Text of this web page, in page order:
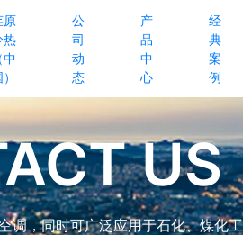
原
热
中
公
司
动
态
产
品
中
心
经
典
案
例
US
调，同时可广泛应用于石化、煤化